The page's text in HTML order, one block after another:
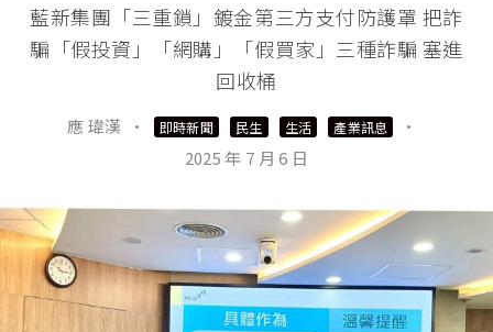
藍新集團「三重鎖」鍍金第三方支付防護罩 把詐
騙「假投資」「網購」「假買家」三種詐騙 塞進
回收桶
應 瑋漢 · 即時新聞 民生 生活 產業訊息
·
2025 年 7 月 6 日